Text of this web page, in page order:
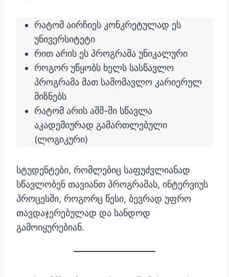
რატომ აირჩიეს კონკრეტულად ეს
უნივერსიტეტი
რით არის ეს პროგრამა უნიკალური
როგორ უწყობს ხელს სასწავლო
პროგრამა მათ სამომავლო კარიერულ
მიზნებს
რატომ არის აშშ-ში სწავლა
აკადემიურად გამართლებული
(ლოგიკური)
სტუდენტები, რომლებიც საფუძვლიანად
სწავლობენ თავიანთ პროგრამას, ინტერვიუს
პროცესში, როგორც წესი, ბევრად უფრო
თავდაჯერებულად და სანდოდ
გამოიყურებიან.